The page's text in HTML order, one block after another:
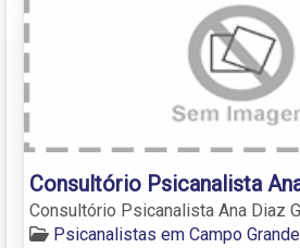
Consultório Psicanalista
Consultório Psicanalista Ana Diaz
Psicanalistas em Campo Grande